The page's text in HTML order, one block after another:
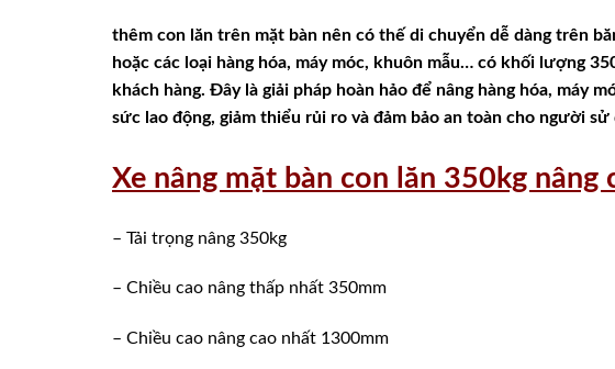
thêm con lăn trên mặt bàn nên có thế di chuyển dễ dàng trên
hoặc các loại hàng hóa, máy móc, khuôn mẫu… có khối lượng
khách hàng. Đây là giải pháp hoàn hảo để nâng hàng hóa, máy
sức lao động, giảm thiểu rủi ro và đảm bảo an toàn cho người sử
Xe nâng mặt bàn con lăn 350kg nâng
– Tải trọng nâng 350kg
– Chiều cao nâng thấp nhất 350mm
– Chiều cao nâng cao nhất 1300mm